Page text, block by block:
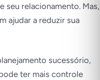
seu relacionamento. Mas,
ajudar a reduzir sua
sucessório,
ter mais controle